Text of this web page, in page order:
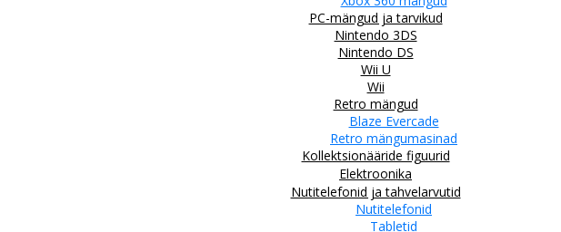
PC-mängud ja tarvikud
Nintendo 3DS
Nintendo DS
Wii U
Wii
Retro mängud
Blaze Evercade
Retro mängumasinad
Kollektsionääride figuurid
Elektroonika
Nutitelefonid ja tahvelarvutid
Nutitelefonid
Tabletid